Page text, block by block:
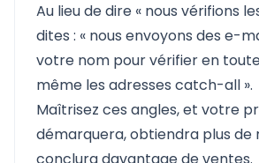
Au lieu de dire « nous vérifions
dites : « nous envoyons des e-
votre nom pour vérifier en
même les adresses catch-all ».
Maîtrisez ces angles, et votre
démarquera, obtiendra plus de